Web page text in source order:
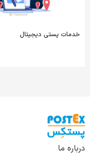
خدمات پستی دیجیتال
درباره ما